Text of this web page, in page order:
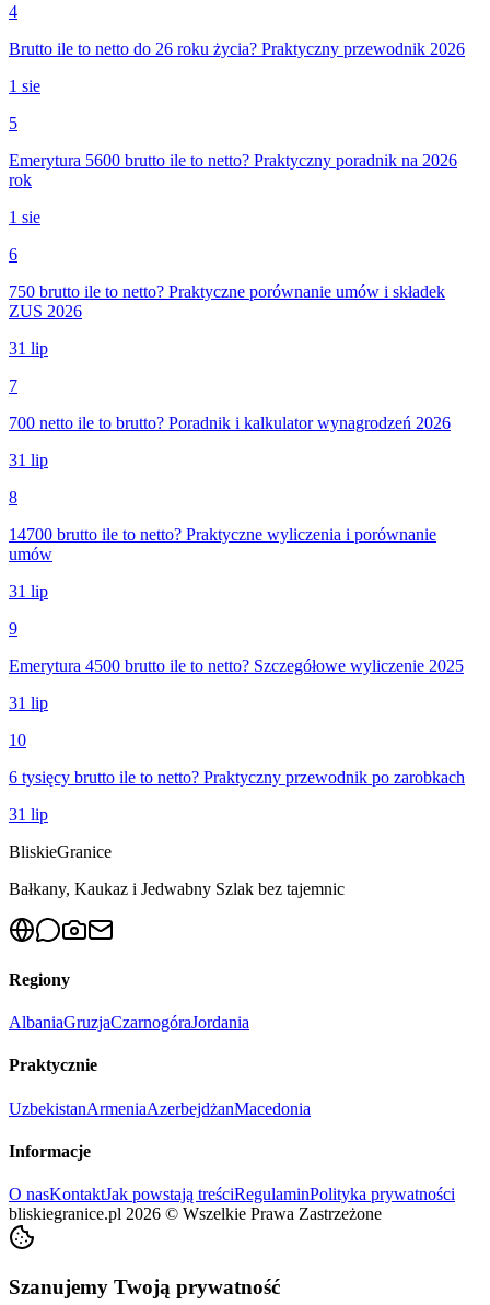
4
Brutto ile to netto do 26 roku życia? Praktyczny przewodnik 2026
1 sie
5
Emerytura 5600 brutto ile to netto? Praktyczny poradnik na 2026
rok
1 sie
6
750 brutto ile to netto? Praktyczne porównanie umów i składek
ZUS 2026
31 lip
7
700 netto ile to brutto? Poradnik i kalkulator wynagrodzeń 2026
31 lip
8
14700 brutto ile to netto? Praktyczne wyliczenia i porównanie
umów
31 lip
9
Emerytura 4500 brutto ile to netto? Szczegółowe wyliczenie 2025
31 lip
10
6 tysięcy brutto ile to netto? Praktyczny przewodnik po zarobkach
31 lip
BliskieGranice
Bałkany, Kaukaz i Jedwabny Szlak bez tajemnic
Regiony
AlbaniaGruzjaCzarnogóraJordania
Praktycznie
UzbekistanArmeniaAzerbejdżanMacedonia
Informacje
O nasKontaktJak powstają treściRegulaminPolityka prywatności
bliskiegranice.pl 2026 © Wszelkie Prawa Zastrzeżone
Szanujemy Twoją prywatność